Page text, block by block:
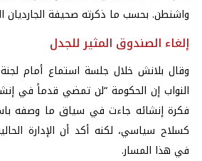
واشنطن. بحسب ما ذكرته صحيفة الجارديان
إلغاء الصندوق المثير للجدل
وقال بلانش خلال جلسة استماع أمام
النواب إن الحكومة “لن تمضي قدماً في
فكرة إنشائه جاءت في سياق ما وصفه
كسلاح سياسي، لكنه أكد أن الإدارة
في هذا المسار.